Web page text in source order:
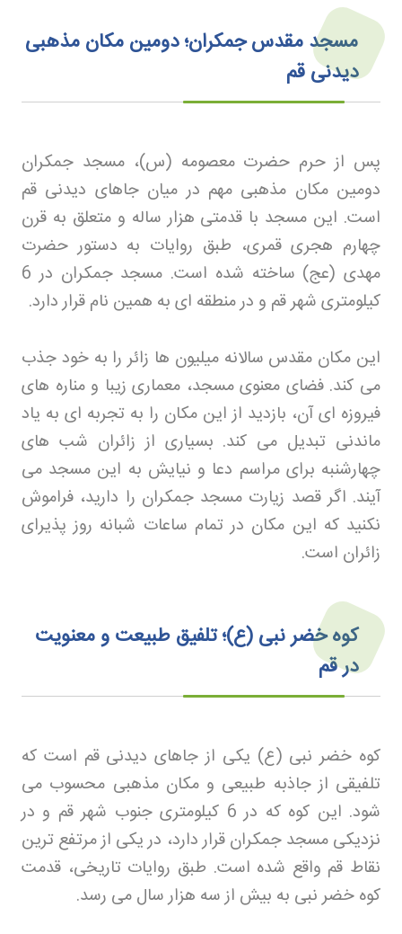
مسجد مقدس جمکران؛ دومین مکان مذهبی
دیدنی قم
پس از حرم حضرت معصومه (س)، مسجد جمکران
دومین مکان مذهبی مهم در میان جاهای دیدنی قم
است. این مسجد با قدمتی هزار ساله و متعلق به قرن
چهارم هجری قمری، طبق روایات به دستور حضرت
مهدی (عج) ساخته شده است. مسجد جمکران در 6
کیلومتری شهر قم و در منطقه ای به همین نام قرار دارد.
این مکان مقدس سالانه میلیون ها زائر را به خود جذب
می کند. فضای معنوی مسجد، معماری زیبا و مناره های
فیروزه ای آن، بازدید از این مکان را به تجربه ای به یاد
ماندنی تبدیل می کند. بسیاری از زائران شب های
چهارشنبه برای مراسم دعا و نیایش به این مسجد می
آیند. اگر قصد زیارت مسجد جمکران را دارید، فراموش
نکنید که این مکان در تمام ساعات شبانه روز پذیرای
زائران است.
کوه خضر نبی (ع)؛ تلفیق طبیعت و معنویت
در قم
کوه خضر نبی (ع) یکی از جاهای دیدنی قم است که
تلفیقی از جاذبه طبیعی و مکان مذهبی محسوب می
شود. این کوه که در 6 کیلومتری جنوب شهر قم و در
نزدیکی مسجد جمکران قرار دارد، در یکی از مرتفع ترین
نقاط قم واقع شده است. طبق روایات تاریخی، قدمت
کوه خضر نبی به بیش از سه هزار سال می رسد.